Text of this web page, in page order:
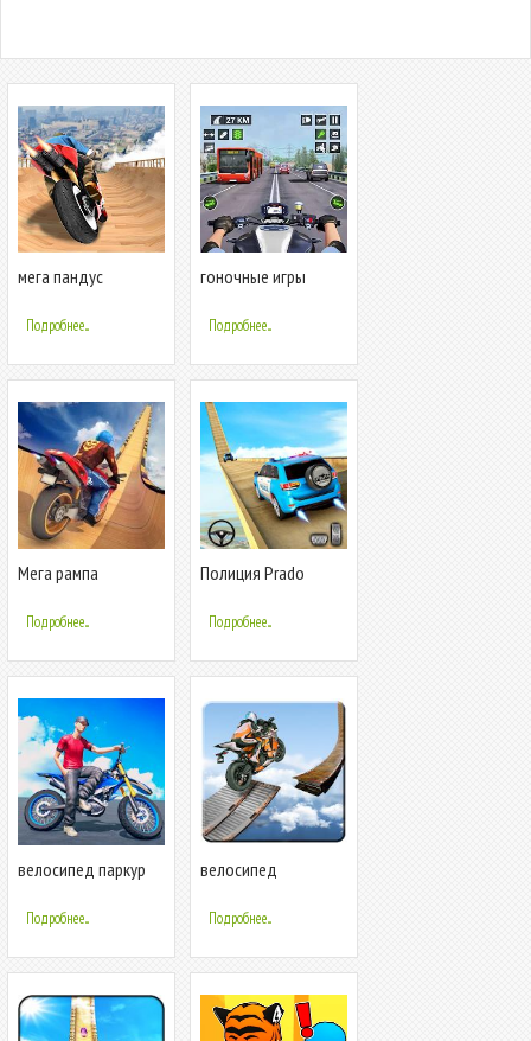
мега пандус
Подробнее...
гоночные игры
Подробнее...
Мега рампа
Невозможные трюки
Подробнее...
Полиция Prado
мег рампа трюки 3D
Подробнее...
велосипед паркур
Подробнее...
велосипед
раса:3D мотоцикл
трюки
Подробнее...